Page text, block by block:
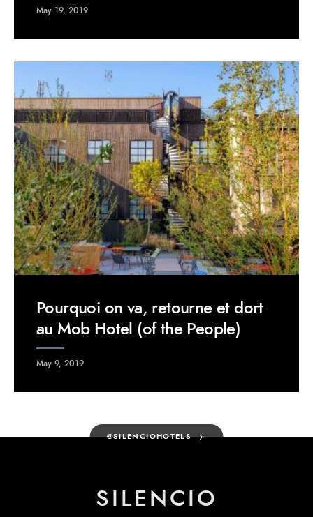
May 19, 2019
Pourquoi on va, retourne et dort
au Mob Hotel (of the People)
May 9, 2019
@SILENCIOHOTELS
SILENCIO